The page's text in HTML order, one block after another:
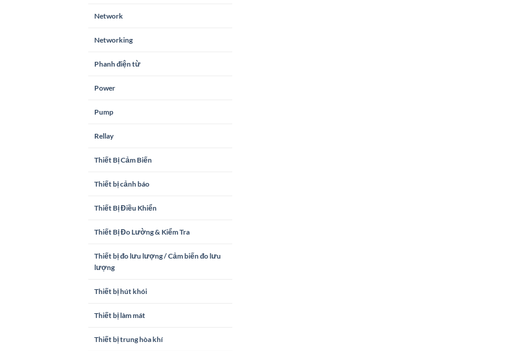
Network
Networking
Phanh điện từ
Power
Pump
Rellay
Thiết Bị Cảm Biến
Thiết bị cảnh báo
Thiết Bị Điều Khiển
Thiết Bị Đo Lường & Kiểm Tra
Thiết bị đo lưu lượng / Cảm biến đo lưu
lượng
Thiết bị hút khói
Thiết bị làm mát
Thiết bị trung hòa khí